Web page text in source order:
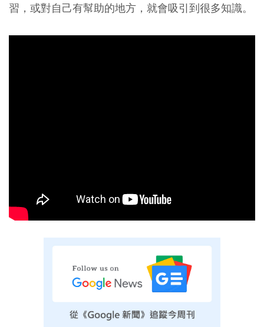
習，或對自己有幫助的地方，就會吸引到很多知識。